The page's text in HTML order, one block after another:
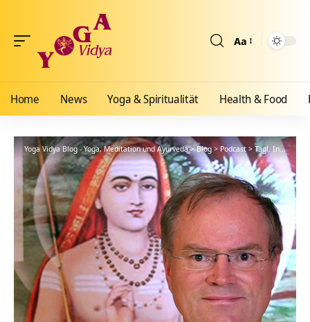
Aa
Home News Yoga & Spiritualität Health & Food
Yoga Vidya Blog - Yoga, Meditation und Ayurveda>Blog> Podcast> Tägl. Inspiration